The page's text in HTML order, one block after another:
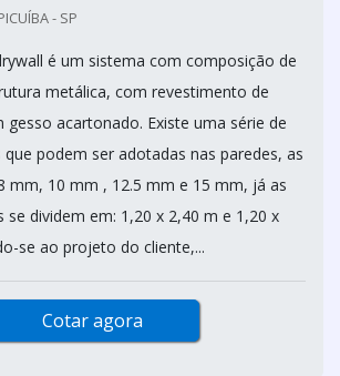
- SP
é um sistema com composição de
metálica, com revestimento de
gesso acartonado. Existe uma série de
que podem ser adotadas nas paredes, as
mm, 10 mm , 12.5 mm e 15 mm, já as
se dividem em: 1,20 x 2,40 m e 1,20 x
se ao projeto do cliente,...
Cotar agora